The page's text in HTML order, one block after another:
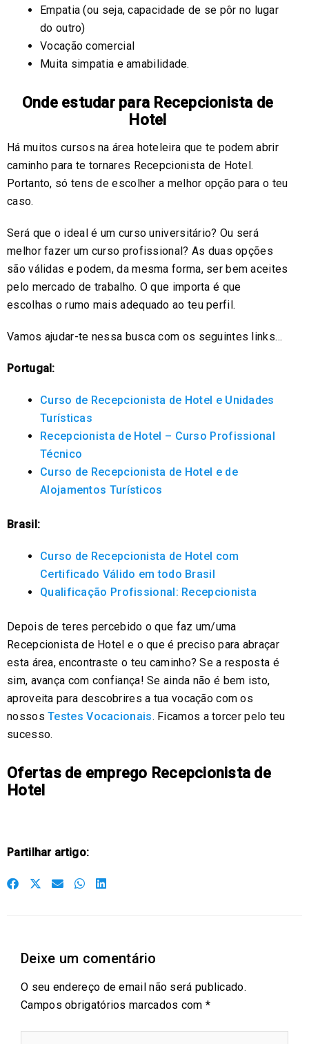
Empatia (ou seja, capacidade de se pôr no lugar
do outro)
Vocação comercial
Muita simpatia e amabilidade.
Onde estudar para Recepcionista de
Hotel
Há muitos cursos na área hoteleira que te podem abrir
caminho para te tornares Recepcionista de Hotel.
Portanto, só tens de escolher a melhor opção para o teu
caso.
Será que o ideal é um curso universitário? Ou será
melhor fazer um curso profissional? As duas opções
são válidas e podem, da mesma forma, ser bem aceites
pelo mercado de trabalho. O que importa é que
escolhas o rumo mais adequado ao teu perfil.
Vamos ajudar-te nessa busca com os seguintes links…
Portugal:
Curso de Recepcionista de Hotel e Unidades
Turísticas
Recepcionista de Hotel – Curso Profissional
Técnico
Curso de Recepcionista de Hotel e de
Alojamentos Turísticos
Brasil:
Curso de Recepcionista de Hotel com
Certificado Válido em todo Brasil
Qualificação Profissional: Recepcionista
Depois de teres percebido o que faz um/uma
Recepcionista de Hotel e o que é preciso para abraçar
esta área, encontraste o teu caminho? Se a resposta é
sim, avança com confiança! Se ainda não é bem isto,
aproveita para descobrires a tua vocação com os
nossosTestes Vocacionais. Ficamos a torcer pelo teu
sucesso.
Ofertas de emprego Recepcionista de
Hotel
Partilhar artigo:
S
e
n
t
S
e
n
e
S
e
n
w
e
n
l
Deixe um comentário
O seu endereço de email não será publicado.
Campos obrigatórios marcados com *